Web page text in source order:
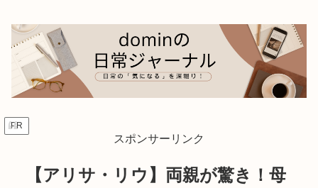
PR
スポンサーリンク
【アリサ・リウ】両親が驚き！母